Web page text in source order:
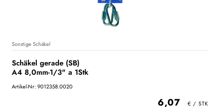
Sonstige Schäkel
Schäkel gerade (SB)
A4 8,0mm-1/3" a 1Stk
Artikel-Nr: 9012358.0020
6,07